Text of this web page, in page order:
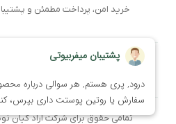
خرید امن، پرداخت مطمئن و
تمامی حقوق برای شرکت آراد کیان